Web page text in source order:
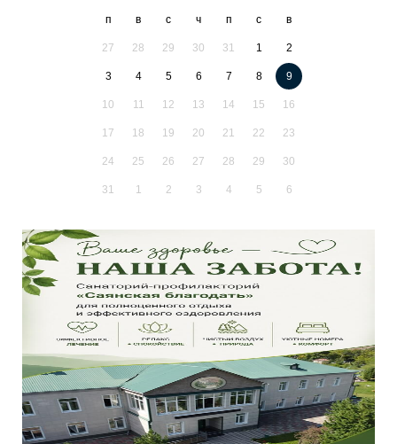
п в с ч п с в
27 28 29 30 31 1 2
3 4 5 6 7 8 9
10 11 12 13 14 15 16
17 18 19 20 21 22 23
24 25 26 27 28 29 30
31 1 2 3 4 5 6